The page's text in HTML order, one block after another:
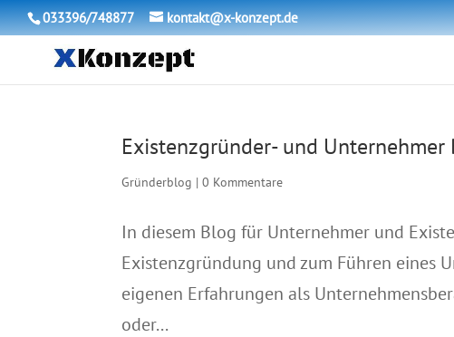
033396/748877 kontakt@x-konzept.de
Existenzgründer- und Unternehmer
Gründerblog |0 Kommentare
In diesem Blog für Unternehmer und
Existenzgründung und zum Führen eines
eigenen Erfahrungen als
oder...